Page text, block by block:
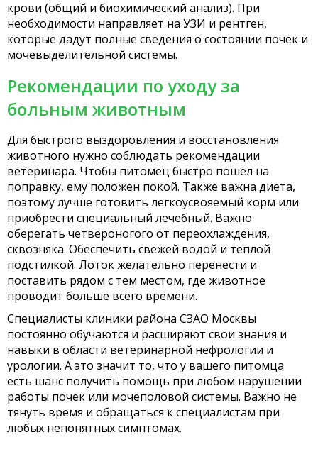
крови (общий и биохимический анализ). При
необходимости направляет на УЗИ и рентген,
которые дадут полные сведения о состоянии почек и
мочевыделительной системы.
Рекомендации по уходу за
больным животным
Для быстрого выздоровления и восстановления
животного нужно соблюдать рекомендации
ветеринара. Чтобы питомец быстро пошёл на
поправку, ему положен покой. Также важна диета,
поэтому лучше готовить легкоусвояемый корм или
приобрести специальный лечебный. Важно
оберегать четвероногого от переохлаждения,
сквозняка. Обеспечить свежей водой и тёплой
подстилкой. Лоток желательно перенести и
поставить рядом с тем местом, где животное
проводит больше всего времени.
Специалисты клиники района СЗАО Москвы
постоянно обучаются и расширяют свои знания и
навыки в области ветеринарной нефрологии и
урологии. А это значит то, что у вашего питомца
есть шанс получить помощь при любом нарушении
работы почек или мочеполовой системы. Важно не
тянуть время и обращаться к специалистам при
любых непонятных симптомах.